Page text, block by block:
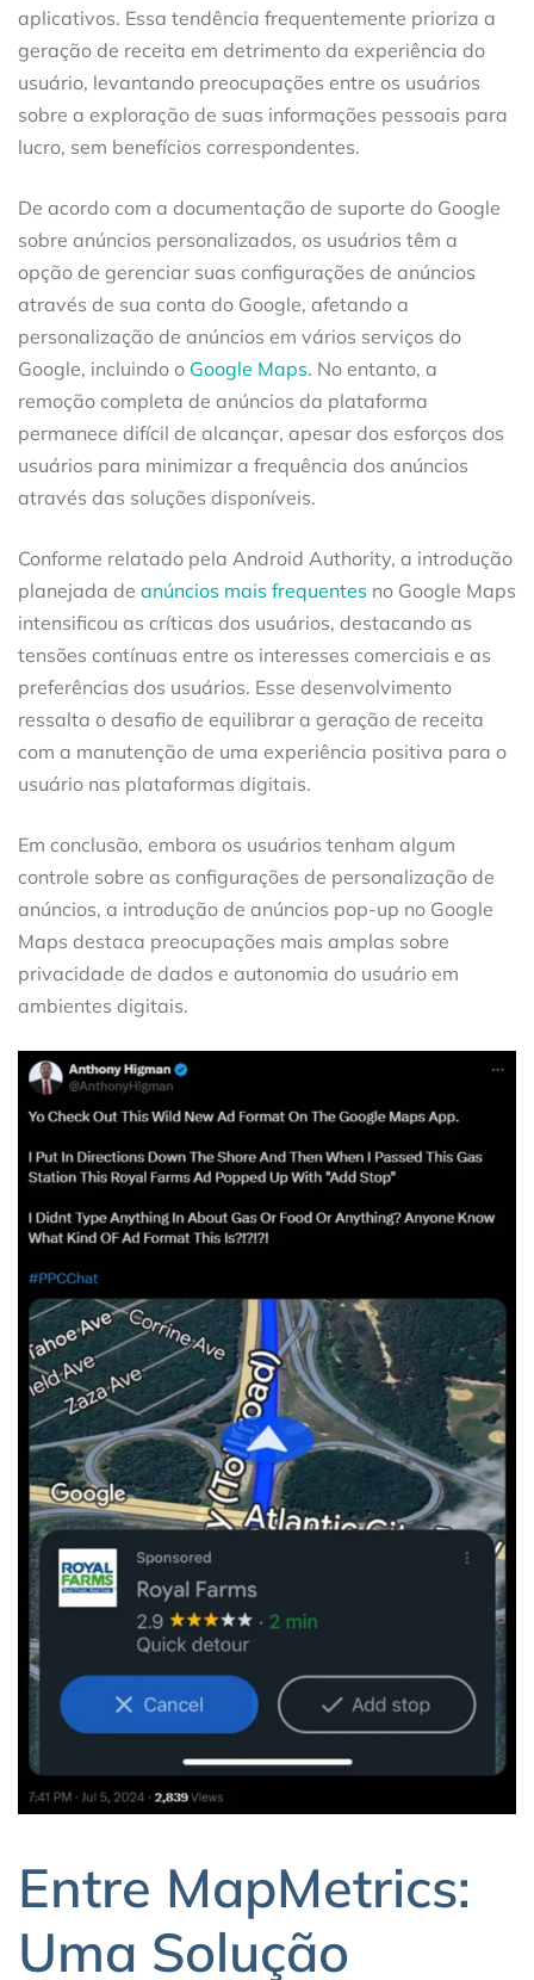
aplicativos. Essa tendência frequentemente prioriza a
geração de receita em detrimento da experiência do
usuário, levantando preocupações entre os usuários
sobre a exploração de suas informações pessoais para
lucro, sem benefícios correspondentes.
De acordo com a documentação de suporte do Google
sobre anúncios personalizados, os usuários têm a
opção de gerenciar suas configurações de anúncios
através de sua conta do Google, afetando a
personalização de anúncios em vários serviços do
Google, incluindo o Google Maps. No entanto, a
remoção completa de anúncios da plataforma
permanece difícil de alcançar, apesar dos esforços dos
usuários para minimizar a frequência dos anúncios
através das soluções disponíveis.
Conforme relatado pela Android Authority, a introdução
planejada de anúncios mais frequentes no Google Maps
intensificou as críticas dos usuários, destacando as
tensões contínuas entre os interesses comerciais e as
preferências dos usuários. Esse desenvolvimento
ressalta o desafio de equilibrar a geração de receita
com a manutenção de uma experiência positiva para o
usuário nas plataformas digitais.
Em conclusão, embora os usuários tenham algum
controle sobre as configurações de personalização de
anúncios, a introdução de anúncios pop-up no Google
Maps destaca preocupações mais amplas sobre
privacidade de dados e autonomia do usuário em
ambientes digitais.
Entre MapMetrics:
Uma Solução